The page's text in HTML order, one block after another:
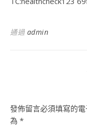
通過 admin
發佈留言必須填寫的
為 *